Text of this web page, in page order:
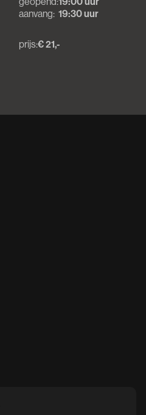
aanvang: 19:30 uur
prijs:€ 21,-